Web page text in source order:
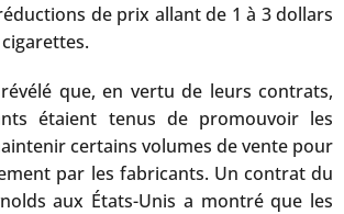
de prix allant de 1 à 3 dollars
que, en vertu de leurs contrats,
étaient tenus de promouvoir les
certains volumes de vente pour
par les fabricants. Un contrat du
aux États-Unis a montré que les